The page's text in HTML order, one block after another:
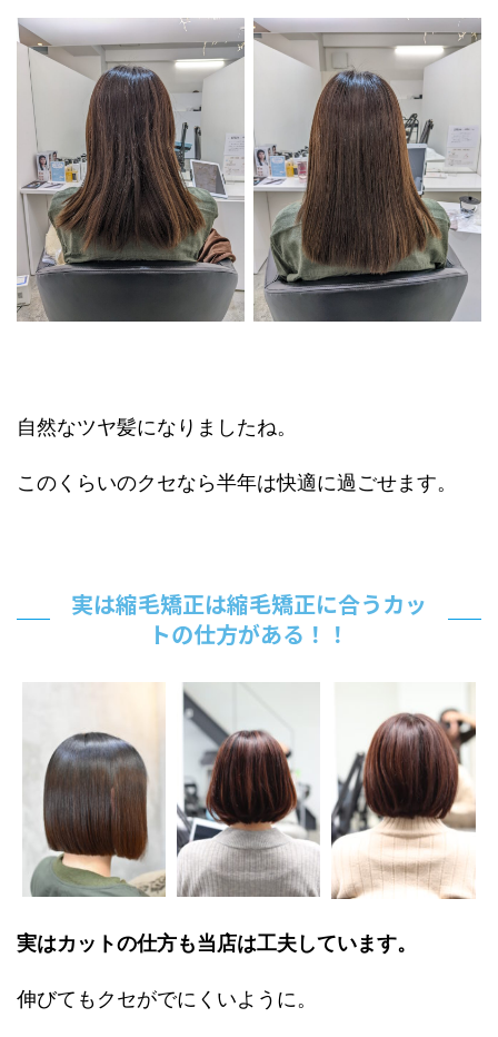
自然なツヤ髪になりましたね。
このくらいのクセなら半年は快適に過ごせます。
実は縮毛矯正は縮毛矯正に合うカッ
トの仕方がある！！
実はカットの仕方も当店は工夫しています。
伸びてもクセがでにくいように。